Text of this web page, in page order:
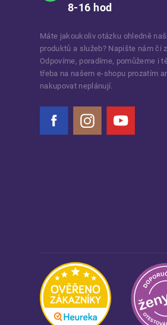
8-16 hod
Máte jakoukoliv otázku ohledně
produktů a služeb? Napište nám či
Odpovíme, poradíme, pomůžeme i
třeba na našem e-shopu prozatím
nakupovat neplánují.
Instagram